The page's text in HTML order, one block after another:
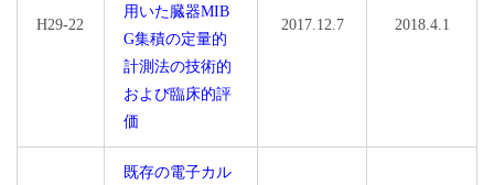
H29-22
用いた臓器MIB
G集積の定量的
計測法の技術的
および臨床的評
価
2017.12.7 2018.4.1
既存の電子カル